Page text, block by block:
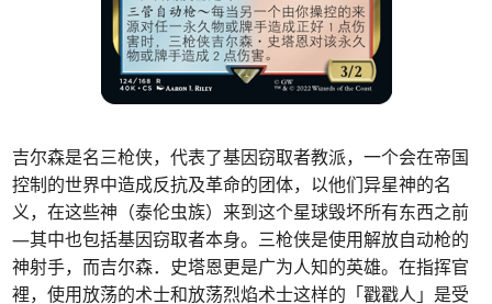
吉尔森是名三枪侠，代表了基因窃取者教派，一个会在帝国
控制的世界中造成反抗及革命的团体，以他们异星神的名
义，在这些神（泰伦虫族）来到这个星球毁坏所有东西之前
—其中也包括基因窃取者本身。三枪侠是使用解放自动枪的
神射手，而吉尔森．史塔恩更是广为人知的英雄。在指挥官
裡，使用放荡的术士和放荡烈焰术士这样的「戳戳人」是受